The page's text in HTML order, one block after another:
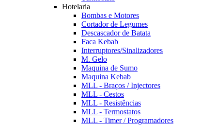
Hotelaria
Bombas e Motores
Cortador de Legumes
Descascador de Batata
Faca Kebab
Interruptores/Sinalizadores
M. Gelo
Maquina de Sumo
Maquina Kebab
MLL - Braços / Injectores
MLL - Cestos
MLL - Resistências
MLL - Termostatos
MLL - Timer / Programadores